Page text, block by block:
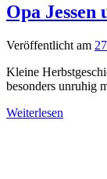
Opa
Veröffentlicht am
Kleine
besonders unruhig
Weiterlesen